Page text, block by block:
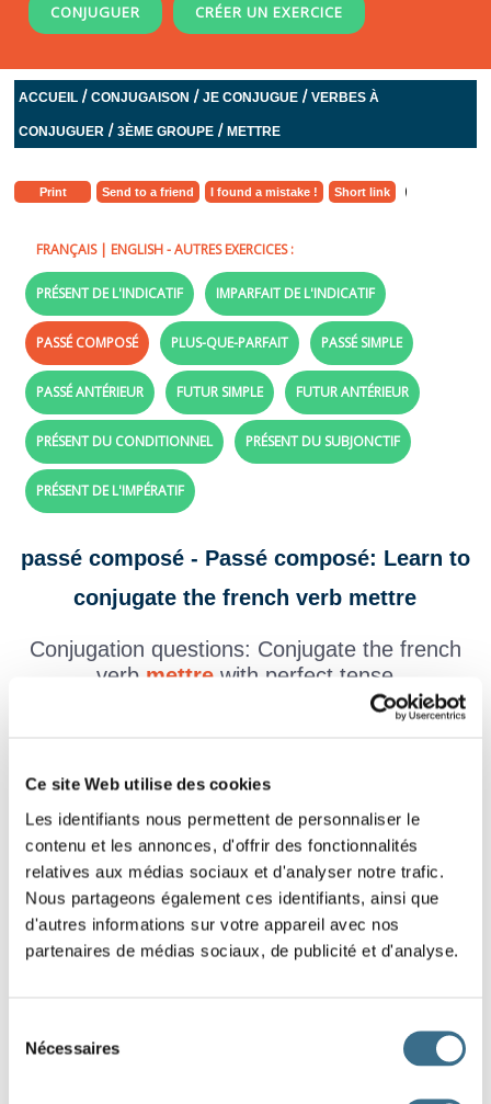
Ce site Web utilise des cookies
Les identifiants nous permettent de personnaliser le
contenu et les annonces, d'offrir des fonctionnalités
relatives aux médias sociaux et d'analyser notre trafic.
Nous partageons également ces identifiants, ainsi que
d'autres informations sur votre appareil avec nos
partenaires de médias sociaux, de publicité et d'analyse.
Nécessaires
CONJUGUER CRÉER UN EXERCICE
ACCUEIL /CONJUGAISON /JE CONJUGUE /VERBES À
CONJUGUER /3ÈME GROUPE /METTRE
Print Send to a friend I found a mistake ! Short link
FRANÇAIS| ENGLISH- AUTRES EXERCICES :
PRÉSENT DE L'INDICATIF IMPARFAIT DE L'INDICATIF
PASSÉ COMPOSÉ PLUS-QUE-PARFAIT PASSÉ SIMPLE
PASSÉ ANTÉRIEUR FUTUR SIMPLE FUTUR ANTÉRIEUR
PRÉSENT DU CONDITIONNEL PRÉSENT DU SUBJONCTIF
PRÉSENT DE L'IMPÉRATIF
passé composé - Passé composé: Learn to
conjugate the french verb mettre
Conjugation questions: Conjugate the french
verb mettrewith perfect tense
Create your exercises with the verbs and tenses of your choice,
Question 1.
vous
Question 2.
mettre - Indicatif Passé composé
nous